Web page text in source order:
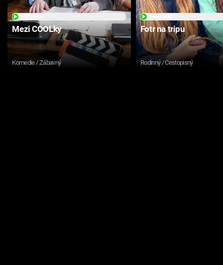
Mezi COOLky
Komedie / Zábavný
Fotr na tripu
Rodinný / Cestopisný